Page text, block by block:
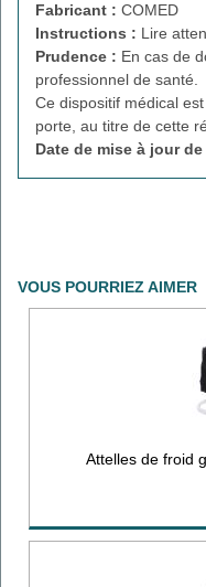
Fabricant : COMED
Instructions : Lire
Prudence : En cas de
professionnel de santé.
Ce dispositif médical
porte, au titre de cette
Date de mise à jour
VOUS POURRIEZ AIMER
Attelles de froid